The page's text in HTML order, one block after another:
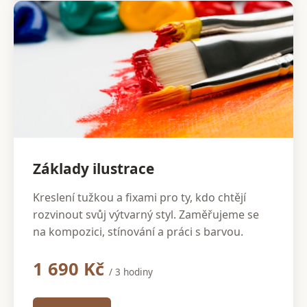
Základy ilustrace
Kreslení tužkou a fixami pro ty, kdo chtějí
rozvinout svůj výtvarný styl. Zaměřujeme se
na kompozici, stínování a práci s barvou.
1 690 Kč / 3 hodiny